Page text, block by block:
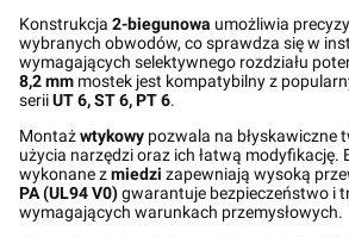
Konstrukcja 2-biegunowa umożliwia
wybranych obwodów, co sprawdza się w
wymagających selektywnego rozdziału
8,2 mm mostek jest kompatybilny z
seriiUT 6, ST 6, PT 6.
Montażwtykowy pozwala na błyskawiczne
użycia narzędzi oraz ich łatwą modyfikację.
wykonane zmiedzi zapewniają wysoką
PA (UL94 V0)gwarantuje bezpieczeństwo i
wymagających warunkach przemysłowych.